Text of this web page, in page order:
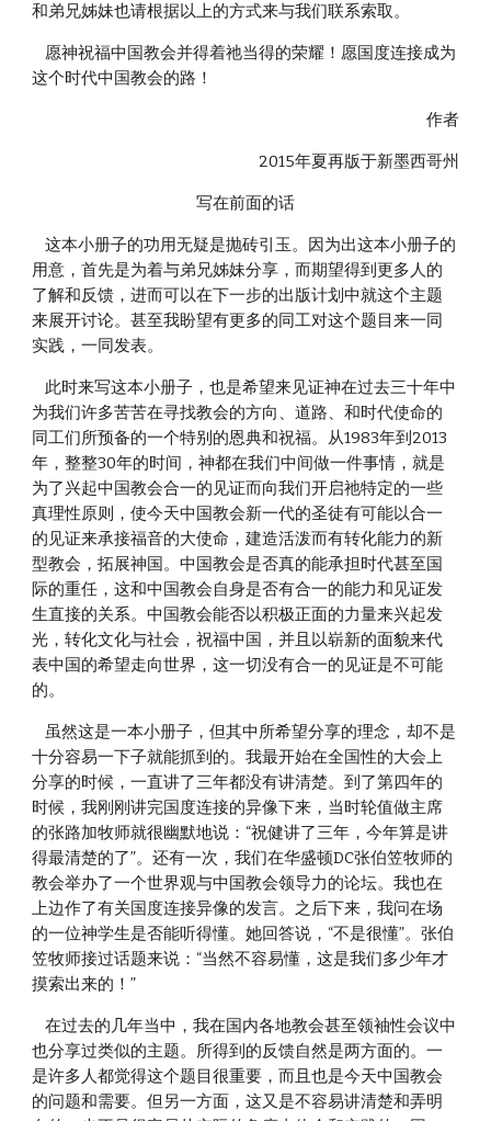
和弟兄姊妹也请根据以上的方式来与我们联系索取。
这个时代中国教会的路！
作者
2015年夏再版于新墨西哥州
写在前面的话
    这本小册子的功用无疑是抛砖引玉。因为出这本小册子的
用意，首先是为着与弟兄姊妹分享，而期望得到更多人的
了解和反馈，进而可以在下一步的出版计划中就这个主题
来展开讨论。甚至我盼望有更多的同工对这个题目来一同
实践，一同发表。
为我们许多苦苦在寻找教会的方向、道路、和时代使命的
同工们所预备的一个特别的恩典和祝福。从1983年到2013
年，整整30年的时间，神都在我们中间做一件事情，就是
为了兴起中国教会合一的见证而向我们开启祂特定的一些
真理性原则，使今天中国教会新一代的圣徒有可能以合一
的见证来承接福音的大使命，建造活泼而有转化能力的新
型教会，拓展神国。中国教会是否真的能承担时代甚至国
际的重任，这和中国教会自身是否有合一的能力和见证发
生直接的关系。中国教会能否以积极正面的力量来兴起发
光，转化文化与社会，祝福中国，并且以崭新的面貌来代
表中国的希望走向世界，这一切没有合一的见证是不可能
的。
    虽然这是一本小册子，但其中所希望分享的理念，却不是
十分容易一下子就能抓到的。我最开始在全国性的大会上
分享的时候，一直讲了三年都没有讲清楚。到了第四年的
时候，我刚刚讲完国度连接的异像下来，当时轮值做主席
的张路加牧师就很幽默地说：“祝健讲了三年，今年算是讲
得最清楚的了”。还有一次，我们在华盛顿DC张伯笠牧师的
教会举办了一个世界观与中国教会领导力的论坛。我也在
上边作了有关国度连接异像的发言。之后下来，我问在场
的一位神学生是否能听得懂。她回答说，“不是很懂”。张伯
笠牧师接过话题来说：“当然不容易懂，这是我们多少年才
摸索出来的！”
    在过去的几年当中，我在国内各地教会甚至领袖性会议中
也分享过类似的主题。所得到的反馈自然是两方面的。一
是许多人都觉得这个题目很重要，而且也是今天中国教会
的问题和需要。但另一方面，这又是不容易讲清楚和弄明